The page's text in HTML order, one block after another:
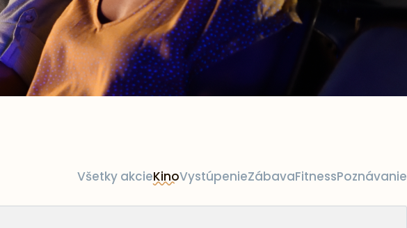
Všetky akcieKinoVystúpenieZábavaFitnessPoznávanie